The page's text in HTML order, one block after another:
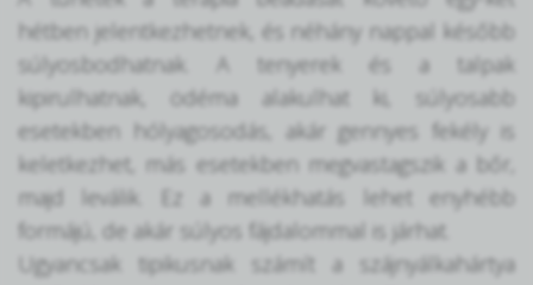
hétben jelentkezhetnek, és néhány nappal később
súlyosbodhatnak. A tenyerek és a talpak
kipirulhatnak, ödéma alakulhat ki, súlyosabb
esetekben hólyagosodás, akár gennyes fekély is
keletkezhet, más esetekben megvastagszik a bőr,
majd leválik. Ez a mellékhatás lehet enyhébb
formájú, de akár súlyos fájdalommal is járhat.
Ugyancsak tipikusnak számít a szájnyálkahártya